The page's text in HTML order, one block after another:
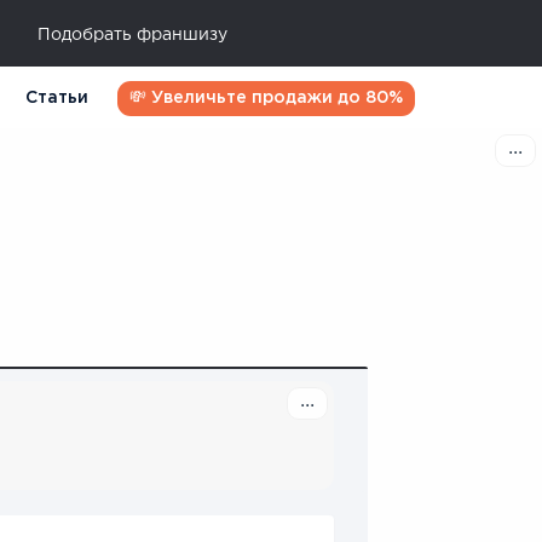
Подобрать франшизу
Статьи 💸 Увеличьте продажи до 80%